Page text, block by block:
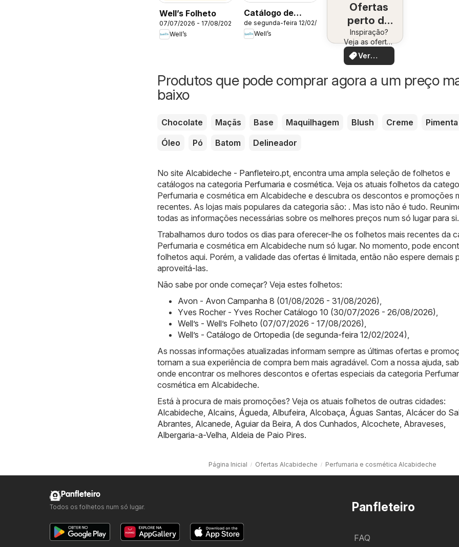
Well’s Folheto
07/07/2026 - 17/08/2026
Well’s
Catálogo de
Ortopedia
de segunda-feira 12/02/2024
Well’s
Ofertas
perto de
você
Inspiração?
Veja as ofertas
perto de você!
Ver
ofertas
Produtos que pode comprar agora a um preço
baixo
Chocolate Maçãs Base Maquilhagem Blush Creme
Pimenta
Óleo
Pó Batom Delineador
No site Alcabideche - Panfleteiro.pt , encontra uma ampla seleção de folhetos e
catálogos na categoria Perfumaria e cosmética. Veja os atuais folhetos da
Perfumaria e cosmética em Alcabideche e descubra os descontos e promoções
recentes. As lojas mais populares da categoria são: . Mas isto não é tudo.
todas as informações necessárias sobre os melhores preços num só lugar para si.
Trabalhamos duro todos os dias para oferecer-lhe os folhetos mais recentes da
Perfumaria e cosmética em Alcabideche num só lugar. No momento, pode
folhetos aqui. Porém, a validade das ofertas é limitada, então não espere demais
aproveitá-las.
Não sabe por onde começar? Veja estes folhetos:
Avon - Avon Campanha 8 (01/08/2026 - 31/08/2026)
Yves Rocher - Yves Rocher Catálogo 10 (30/07/2026 - 26/08/2026)
Well’s - Well’s Folheto (07/07/2026 - 17/08/2026)
Well’s - Catálogo de Ortopedia (de segunda-feira 12/02/2024)
As nossas informações atualizadas informam sempre as últimas ofertas e
tornam a sua experiência de compra bem mais agradável. Com a nossa ajuda,
onde encontrar os melhores descontos e ofertas especiais da categoria
cosmética em Alcabideche.
Está à procura de mais promoções? Veja os atuais folhetos de outras cidades:
Alcabideche Alcains Águeda Albufeira Alcobaça Águas Santas Alcácer do
Abrantes Alcanede Aguiar da Beira A dos Cunhados Alcochete Abraveses
Albergaria-a-Velha Aldeia de Paio Pires.
Página Inicial Ofertas Alcabideche Perfumaria e cosmética Alcabideche
Panfleteiro
FAQ
Panfleteiro
Todos os folhetos num só lugar.